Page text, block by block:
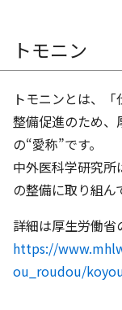
トモニン
トモニンとは、
整備促進のため、
の“愛称”です。
中外医科学研究
の整備に取り組ん
詳細は厚生労働省
https://
ou_roudou/